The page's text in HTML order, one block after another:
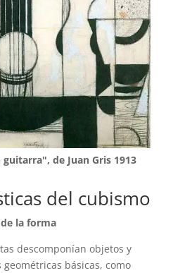
de Juan Gris 1913
del cubismo
la forma
descomponían objetos y
básicas, como